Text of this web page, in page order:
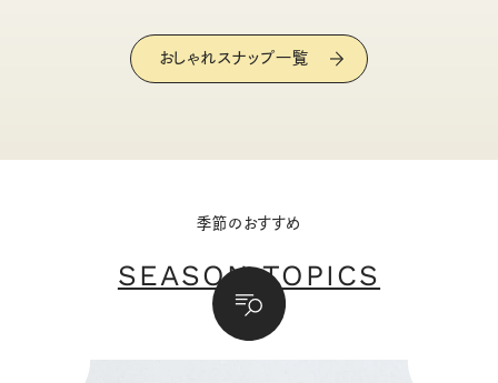
おしゃれスナップ一覧
季節のおすすめ
SEASON TOPICS